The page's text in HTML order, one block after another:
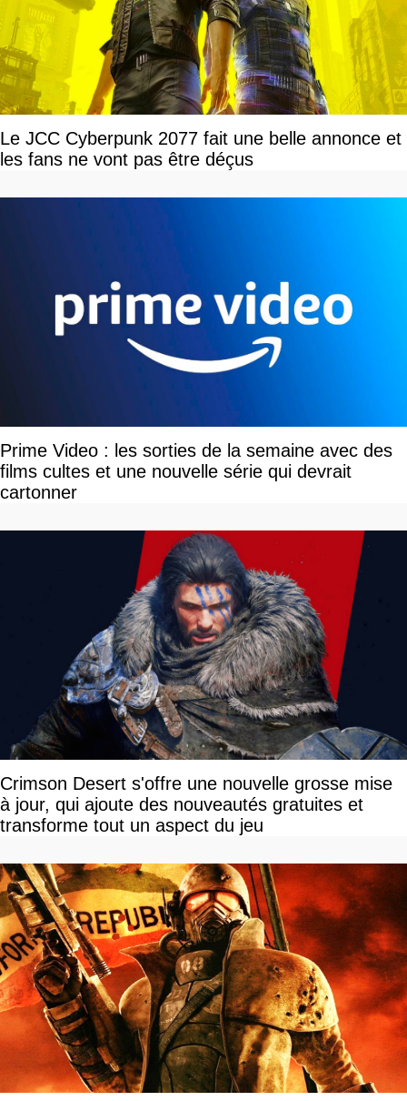
Le JCC Cyberpunk 2077 fait une belle annonce et
les fans ne vont pas être déçus
Prime Video : les sorties de la semaine avec des
films cultes et une nouvelle série qui devrait
cartonner
Crimson Desert s'offre une nouvelle grosse mise
à jour, qui ajoute des nouveautés gratuites et
transforme tout un aspect du jeu